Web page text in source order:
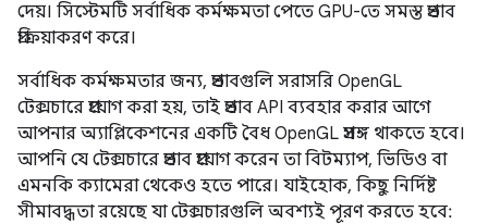
দেয়। সিস্টেমটি সর্বাধিক কর্মক্ষমতা পেতে GPU-তে সমস্ত প্রভাব
প্রক্রিয়াকরণ করে।
সর্বাধিক কর্মক্ষমতার জন্য, প্রভাবগুলি সরাসরি OpenGL
টেক্সচারে প্রয়োগ করা হয়, তাই প্রভাব API ব্যবহার করার আগে
আপনার অ্যাপ্লিকেশনের একটি বৈধ OpenGL প্রসঙ্গ থাকতে হবে।
আপনি যে টেক্সচারে প্রভাব প্রয়োগ করেন তা বিটম্যাপ, ভিডিও বা
এমনকি ক্যামেরা থেকেও হতে পারে। যাইহোক, কিছু নির্দিষ্ট
সীমাবদ্ধতা রয়েছে যা টেক্সচারগুলি অবশ্যই পূরণ করতে হবে: